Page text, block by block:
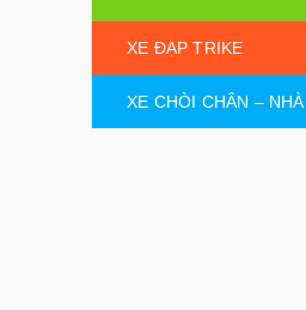
XE ĐẠP TRIKE
XE CHÒI CHÂN –